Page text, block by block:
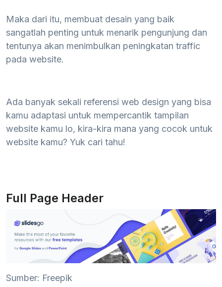
Maka dari itu, membuat desain yang baik
sangatlah penting untuk menarik pengunjung dan
tentunya akan menimbulkan peningkatan traffic
pada website.
Ada banyak sekali referensi web design yang bisa
kamu adaptasi untuk mempercantik tampilan
website kamu lo, kira-kira mana yang cocok untuk
website kamu? Yuk cari tahu!
Full Page Header
Sumber: Freepik